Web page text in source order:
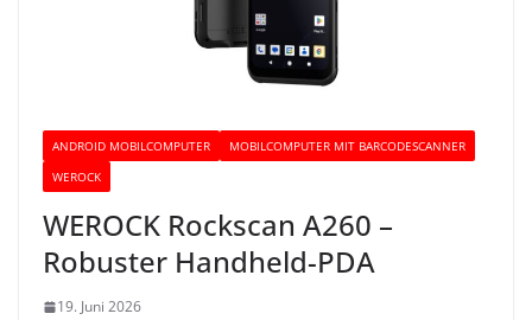
ANDROID MOBILCOMPUTER
MOBILCOMPUTER MIT BARCODESCANNER
WEROCK
WEROCK Rockscan A260 –
Robuster Handheld-PDA
19. Juni 2026